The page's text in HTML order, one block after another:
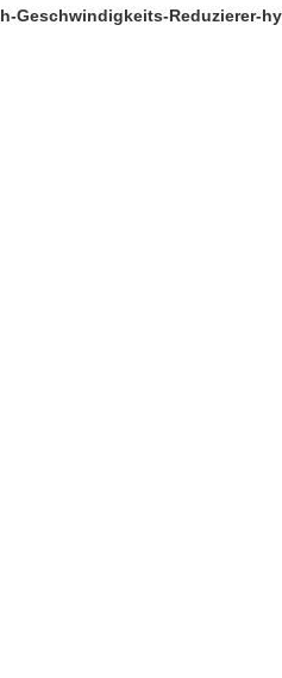
Geschwindigkeits-Reduzierer-